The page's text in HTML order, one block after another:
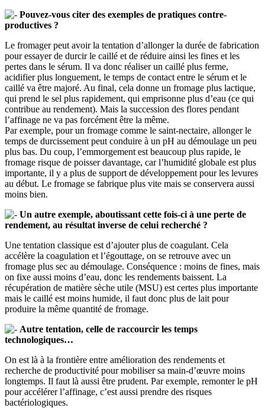
Pouvez-vous citer des exemples de pratiques contre-
productives ?
Le fromager peut avoir la tentation d’allonger la durée de fabrication
pour essayer de durcir le caillé et de réduire ainsi les fines et les
pertes dans le sérum. Il va donc réaliser un caillé plus ferme,
acidifier plus longuement, le temps de contact entre le sérum et le
caillé va être majoré. Au final, cela donne un fromage plus lactique,
qui prend le sel plus rapidement, qui emprisonne plus d’eau (ce qui
contribue au rendement). Mais la succession des flores pendant
l’affinage ne va pas forcément être la même.
Par exemple, pour un fromage comme le saint-nectaire, allonger le
temps de durcissement peut conduire à un pH au démoulage un peu
plus bas. Du coup, l’emmorgement est beaucoup plus rapide, le
fromage risque de poisser davantage, car l’humidité globale est plus
importante, il y a plus de support de développement pour les levures
au début. Le fromage se fabrique plus vite mais se conservera aussi
moins bien.
Un autre exemple, aboutissant cette fois-ci à une perte de
rendement, au résultat inverse de celui recherché ?
Une tentation classique est d’ajouter plus de coagulant. Cela
accélère la coagulation et l’égouttage, on se retrouve avec un
fromage plus sec au démoulage. Conséquence : moins de fines, mais
on fixe aussi moins d’eau, donc les rendements baissent. La
récupération de matière sèche utile (MSU) est certes plus importante
mais le caillé est moins humide, il faut donc plus de lait pour
produire la même quantité de fromage.
Autre tentation, celle de raccourcir les temps
technologiques…
On est là à la frontière entre amélioration des rendements et
recherche de productivité pour mobiliser sa main-d’œuvre moins
longtemps. Il faut là aussi être prudent. Par exemple, remonter le pH
pour accélérer l’affinage, c’est aussi prendre des risques
bactériologiques.